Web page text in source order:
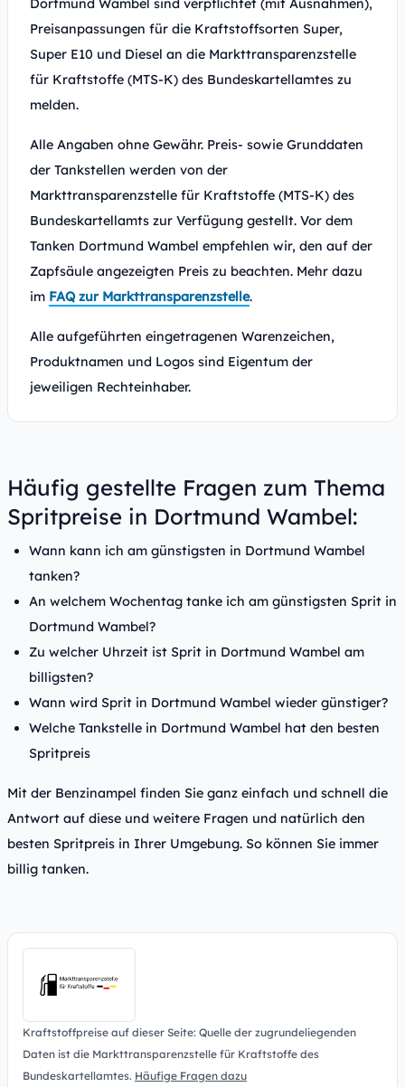
Dortmund Wambel sind verpflichtet (mit Ausnahmen),
Preisanpassungen für die Kraftstoffsorten Super,
Super E10 und Diesel an die Markttransparenzstelle
für Kraftstoffe (MTS-K) des Bundeskartellamtes zu
melden.
Alle Angaben ohne Gewähr. Preis- sowie Grunddaten
der Tankstellen werden von der
Markttransparenzstelle für Kraftstoffe (MTS-K) des
Bundeskartellamts zur Verfügung gestellt. Vor dem
Tanken Dortmund Wambel empfehlen wir, den auf der
Zapfsäule angezeigten Preis zu beachten. Mehr dazu
im FAQ zur Markttransparenzstelle.
Alle aufgeführten eingetragenen Warenzeichen,
Produktnamen und Logos sind Eigentum der
jeweiligen Rechteinhaber.
Häufig gestellte Fragen zum Thema
Spritpreise in Dortmund Wambel:
Wann kann ich am günstigsten in Dortmund Wambel
tanken?
An welchem Wochentag tanke ich am günstigsten Sprit in
Dortmund Wambel?
Zu welcher Uhrzeit ist Sprit in Dortmund Wambel am
billigsten?
Wann wird Sprit in Dortmund Wambel wieder günstiger?
Welche Tankstelle in Dortmund Wambel hat den besten
Spritpreis
Mit der Benzinampel finden Sie ganz einfach und schnell die
Antwort auf diese und weitere Fragen und natürlich den
besten Spritpreis in Ihrer Umgebung. So können Sie immer
billig tanken.
Kraftstoffpreise auf dieser Seite: Quelle der zugrundeliegenden
Daten ist die Markttransparenzstelle für Kraftstoffe des
Bundeskartellamtes. Häufige Fragen dazu